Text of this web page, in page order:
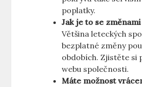
poplatky.
Jak je to se
Většina leteckých
bezplatné změny
obdobích. Zjistěte si
webu společnosti.
Máte možnost